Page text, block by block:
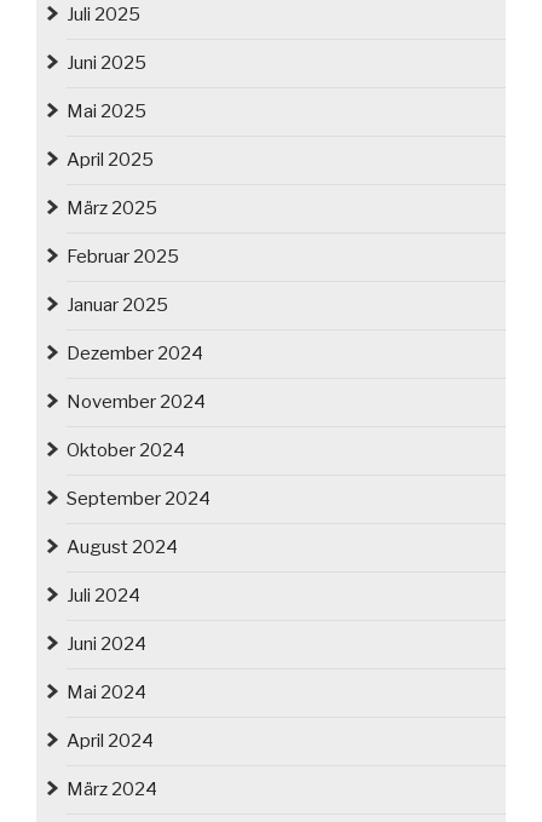
Juli 2025
Juni 2025
Mai 2025
April 2025
März 2025
Februar 2025
Januar 2025
Dezember 2024
November 2024
Oktober 2024
September 2024
August 2024
Juli 2024
Juni 2024
Mai 2024
April 2024
März 2024